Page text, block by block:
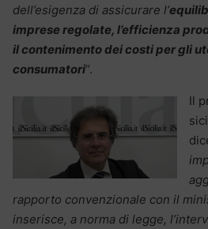
dell’esigenza di assicurare l’
imprese regolate, l’efficienza
il contenimento dei costi per gli
consumatori“.
Il
rapporto convenzionale con il
inserisce, a norma di legge,